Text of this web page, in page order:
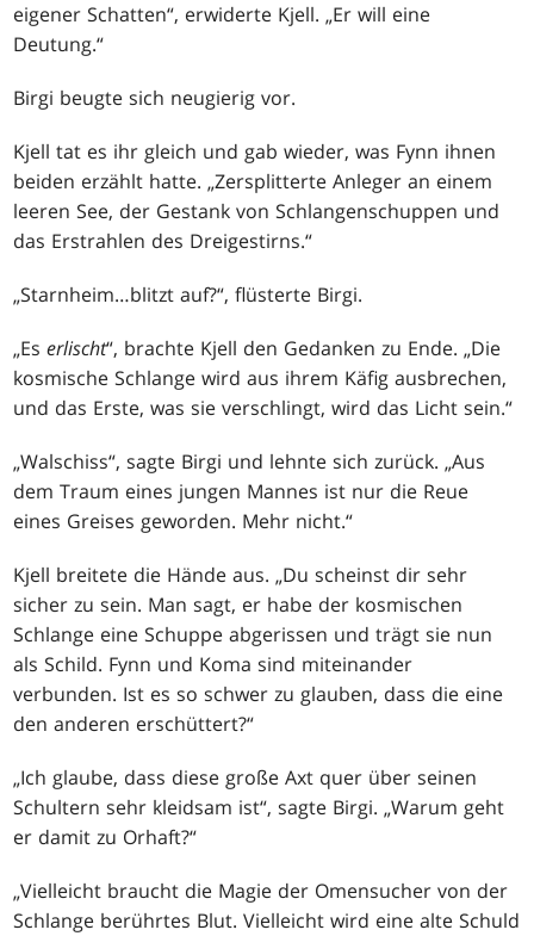
eigener Schatten“, erwiderte Kjell. „Er will eine
Deutung.“
Birgi beugte sich neugierig vor.
Kjell tat es ihr gleich und gab wieder, was Fynn ihnen
beiden erzählt hatte. „Zersplitterte Anleger an einem
leeren See, der Gestank von Schlangenschuppen und
das Erstrahlen des Dreigestirns.“
„Starnheim…blitzt auf?“, flüsterte Birgi.
„Eserlischt“, brachte Kjell den Gedanken zu Ende. „Die
kosmische Schlange wird aus ihrem Käfig ausbrechen,
und das Erste, was sie verschlingt, wird das Licht sein.“
„Walschiss“, sagte Birgi und lehnte sich zurück. „Aus
dem Traum eines jungen Mannes ist nur die Reue
eines Greises geworden. Mehr nicht.“
Kjell breitete die Hände aus. „Du scheinst dir sehr
sicher zu sein. Man sagt, er habe der kosmischen
Schlange eine Schuppe abgerissen und trägt sie nun
als Schild. Fynn und Koma sind miteinander
verbunden. Ist es so schwer zu glauben, dass die eine
den anderen erschüttert?“
„Ich glaube, dass diese große Axt quer über seinen
Schultern sehr kleidsam ist“, sagte Birgi. „Warum geht
er damit zu Orhaft?“
„Vielleicht braucht die Magie der Omensucher von der
Schlange berührtes Blut. Vielleicht wird eine alte Schuld